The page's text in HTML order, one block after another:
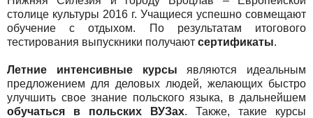
столице культуры 2016 г. Учащиеся успешно совмещают
обучение с отдыхом. По результатам итогового
тестирования выпускники получают сертификаты.
Летние интенсивные курсы являются идеальным
предложением для деловых людей, желающих быстро
улучшить свое знание польского языка, в дальнейшем
обучаться в польских ВУЗах. Также, такие курсы